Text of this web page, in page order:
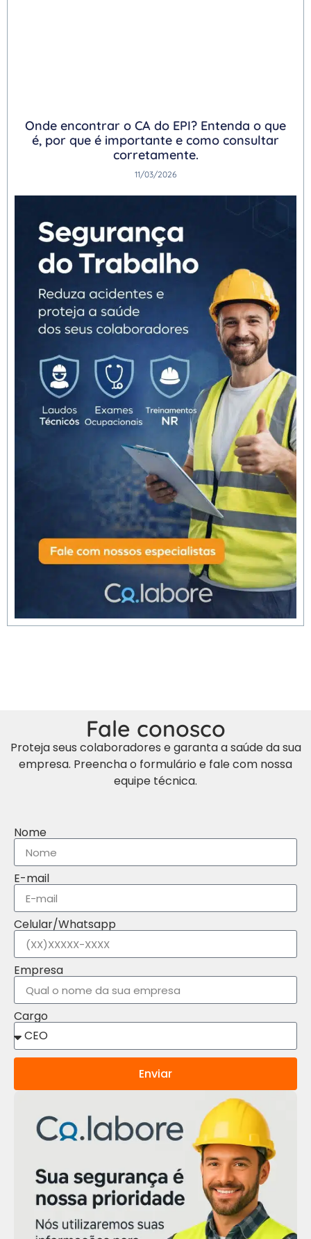
Onde encontrar o CA do EPI? Entenda o que
é, por que é importante e como consultar
corretamente.
11/03/2026
Fale conosco
Proteja seus colaboradores e garanta a saúde da sua
empresa. Preencha o formulário e fale com nossa
equipe técnica.
Nome
E-mail
Celular/Whatsapp
Empresa
Cargo
Enviar